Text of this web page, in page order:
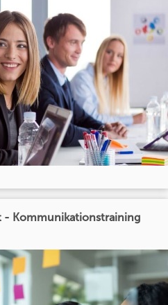
Kommunikationstraining